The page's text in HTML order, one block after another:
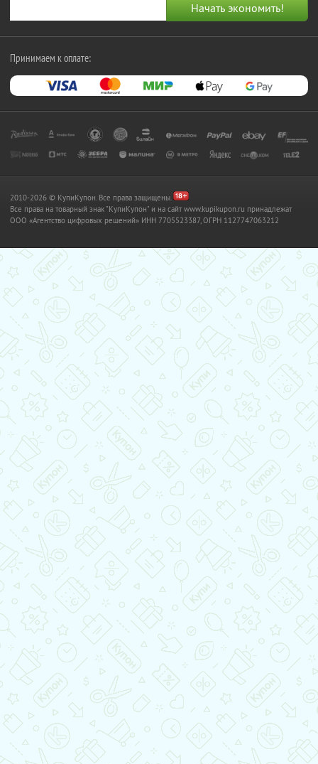
Принимаем к оплате:
2010-2026 © КупиКупон. Все права защищены.
Все права на товарный знак "КупиКупон" и на сайт www.kupikupon.ru принадлежат
OOO «Агентство цифровых решений» ИНН 7705523387, ОГРН 1127747063212